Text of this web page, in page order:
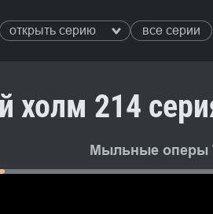
открыть серию все серии
холм 214
Мыльные оперы